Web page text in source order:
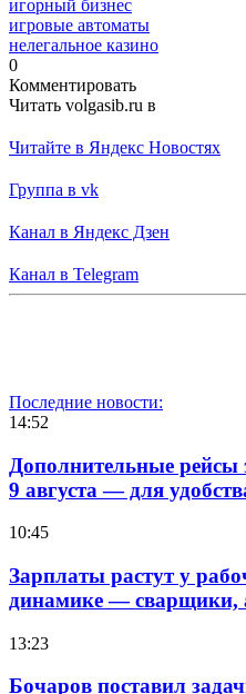
игорный бизнес
игровые автоматы
нелегальное казино
0
Комментировать
Читать volgasib.ru в
Читайте в Яндекс Новостях
Группа в vk
Канал в Яндекс Дзен
Канал в Telegram
Последние новости:
14:52
Дополнительные рейсы
9 августа — для
10:45
Зарплаты растут у
динамике — сварщики,
13:23
Бочаров поставил